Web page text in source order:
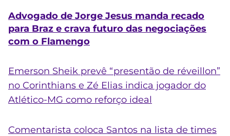
Advogado de Jorge Jesus manda recado
para Braz e crava futuro das negociações
com o Flamengo
Emerson Sheik prevê “presentão de réveillon”
no Corinthians e Zé Elias indica jogador do
Atlético-MG como reforço ideal
Comentarista coloca Santos na lista de times